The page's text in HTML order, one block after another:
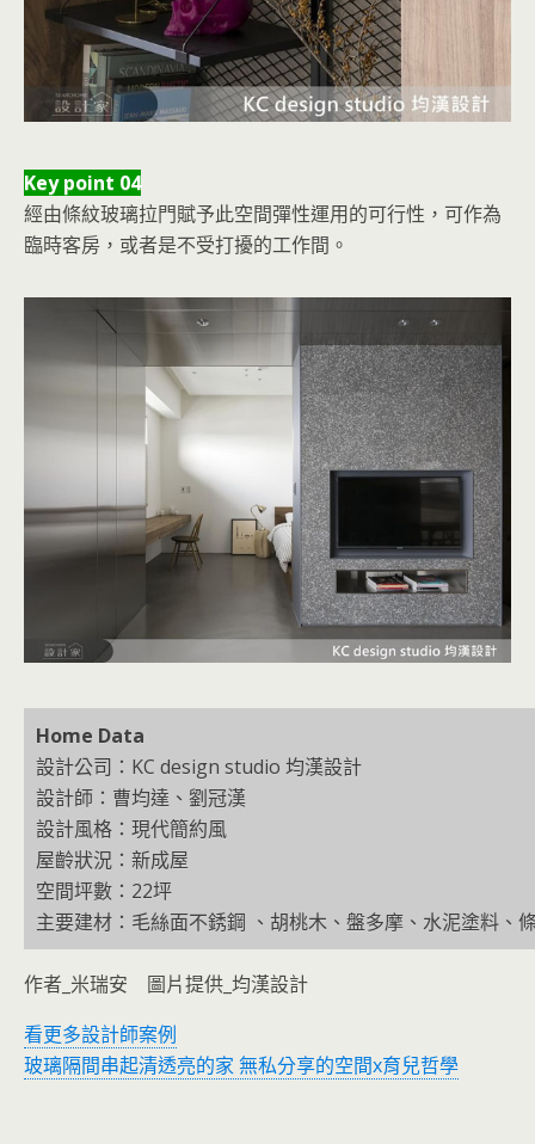
Key point 04
經由條紋玻璃拉門賦予此空間彈性運用的可行性，可作為
臨時客房，或者是不受打擾的工作間。
Home Data
設計公司：KC design studio 均漢設計
設計師：曹均達、劉冠漢
設計風格：現代簡約風
屋齡狀況：新成屋
空間坪數：22坪
主要建材：毛絲面不銹鋼 、胡桃木、盤多摩、水泥塗料、
作者_米瑞安 圖片提供_均漢設計
看更多設計師案例
玻璃隔間串起清透亮的家 無私分享的空間x育兒哲學